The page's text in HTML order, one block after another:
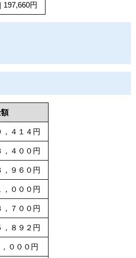
197,660円
，４１４円
，４００円
，９６０円
，０００円
，７００円
，８９２円
０００円